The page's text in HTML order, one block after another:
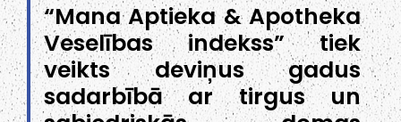
“Mana Aptieka & Apotheka
Veselības indekss” tiek
veikts deviņus gadus
sadarbībā ar tirgus un